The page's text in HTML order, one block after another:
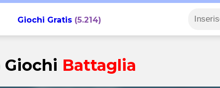
Giochi Gratis(5.214)
Giochi Battaglia